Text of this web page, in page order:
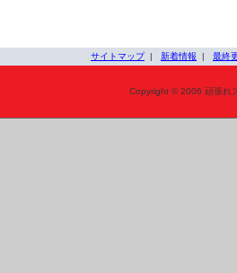
サイトマップ| 新着情報 | 最終
Copyright © 2006 頑張れ